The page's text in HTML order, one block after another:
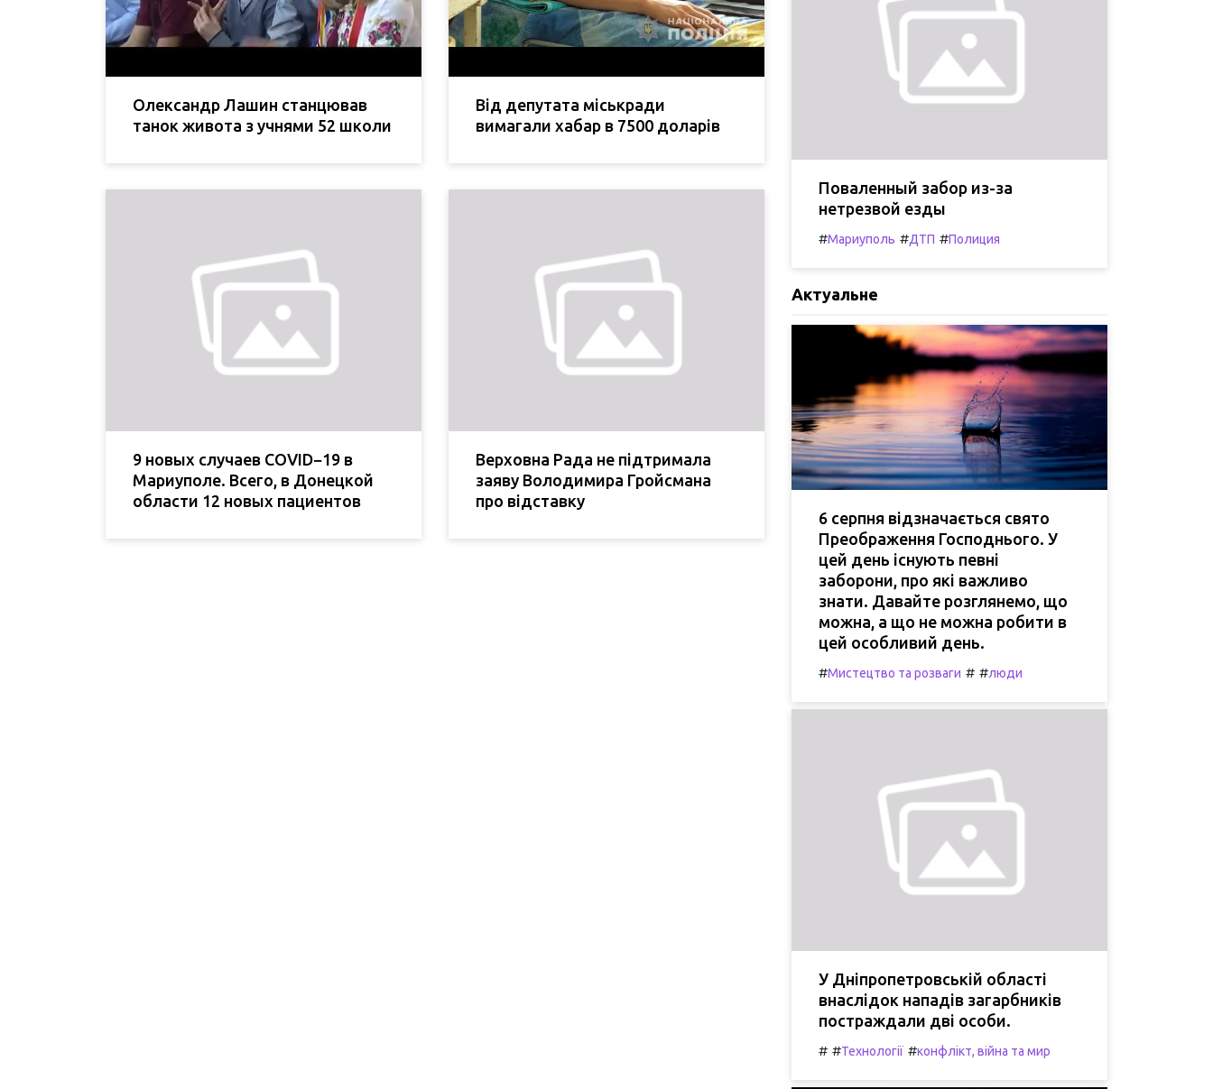
Олександр Лашин станцював
танок живота з учнями 52 школи
Від депутата міськради
вимагали хабар в 7500 доларів
9 новых случаев COVID−19 в
Мариуполе. Всего, в Донецкой
области 12 новых пациентов
Верховна Рада не підтримала
заяву Володимира Гройсмана
про відставку
Поваленный забор из-за
нетрезвой езды
#Мариуполь #ДТП #Полиция
Актуальне
6 серпня відзначається свято
Преображення Господнього. У
цей день існують певні
заборони, про які важливо
знати. Давайте розглянемо, що
можна, а що не можна робити в
цей особливий день.
#Мистецтво та розваги # #люди
У Дніпропетровській області
внаслідок нападів загарбників
постраждали дві особи.
# #Технології #конфлікт, війна та мир